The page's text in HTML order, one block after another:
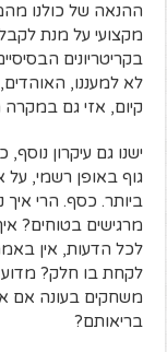
ההנאה של כולנו
מקצועי על מנת
לא למעננו,
קיום, אזי גם
ישנו גם עיקרון
גוף באופן רשמי,
ביותר. כסף. הרי
מרגישים בטוחים?
לכל הדעות, אין
לקחת בו חלק?
משחקים בעונה אם
בריאותם?